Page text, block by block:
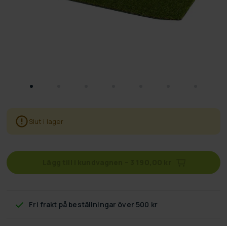
Slut i lager
Fri frakt på beställningar över 500 kr